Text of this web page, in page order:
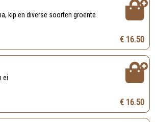
kip en diverse soorten groente
€ 16.50
ei
€ 16.50